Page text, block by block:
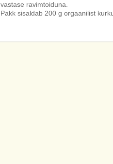
vastase ravimtoiduna.
Pakk sisaldab 200 g orgaanilist